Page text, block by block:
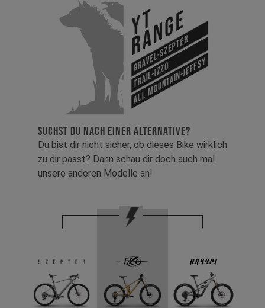
YT
Range
Gravel-Szepter
Trail-Izzo
All Mountain-Jeffsy
SUCHST DU NACH EINER ALTERNATIVE?
Du bist dir nicht sicher, ob dieses Bike wirklich
zu dir passt? Dann schau dir doch auch mal
unsere anderen Modelle an!